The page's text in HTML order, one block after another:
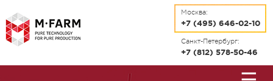
Москва:
+7 (495) 646-02-10
Санкт-Петербург:
+7 (812) 578-50-46